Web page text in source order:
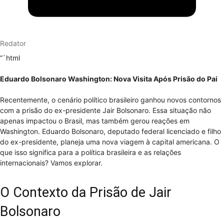
Redator
“`html
Eduardo Bolsonaro Washington: Nova Visita Após Prisão do Pai
Recentemente, o cenário político brasileiro ganhou novos contornos
com a prisão do ex-presidente Jair Bolsonaro. Essa situação não
apenas impactou o Brasil, mas também gerou reações em
Washington. Eduardo Bolsonaro, deputado federal licenciado e filho
do ex-presidente, planeja uma nova viagem à capital americana. O
que isso significa para a política brasileira e as relações
internacionais? Vamos explorar.
O Contexto da Prisão de Jair
Bolsonaro